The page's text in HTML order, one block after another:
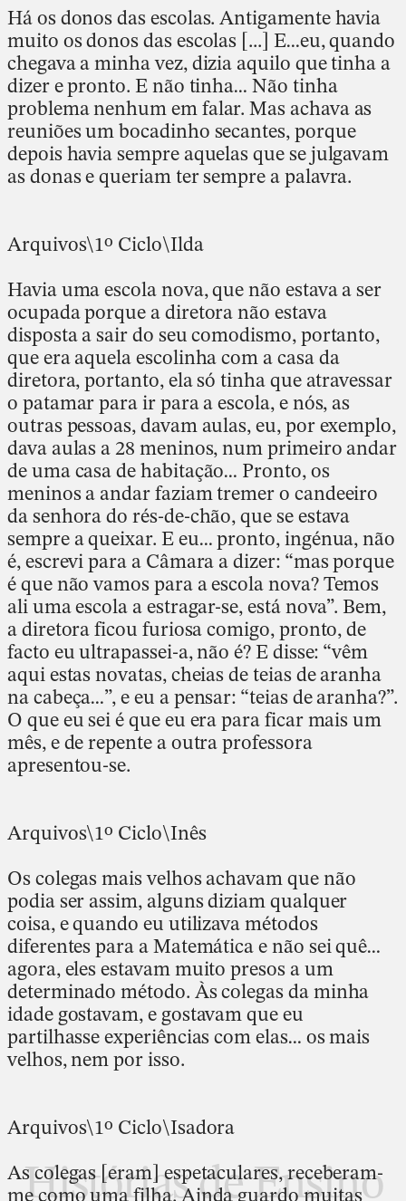
Histórias de Ensino
Há os donos das escolas. Antigamente havia
muito os donos das escolas [...] E…eu, quando
chegava a minha vez, dizia aquilo que tinha a
dizer e pronto. E não tinha… Não tinha
problema nenhum em falar. Mas achava as
reuniões um bocadinho secantes, porque
depois havia sempre aquelas que se julgavam
as donas e queriam ter sempre a palavra.
Arquivos\1º Ciclo\Ilda
Havia uma escola nova, que não estava a ser
ocupada porque a diretora não estava
disposta a sair do seu comodismo, portanto,
que era aquela escolinha com a casa da
diretora, portanto, ela só tinha que atravessar
o patamar para ir para a escola, e nós, as
outras pessoas, davam aulas, eu, por exemplo,
dava aulas a 28 meninos, num primeiro andar
de uma casa de habitação… Pronto, os
meninos a andar faziam tremer o candeeiro
da senhora do rés-de-chão, que se estava
sempre a queixar. E eu… pronto, ingénua, não
é, escrevi para a Câmara a dizer: “mas porque
é que não vamos para a escola nova? Temos
ali uma escola a estragar-se, está nova”. Bem,
a diretora ficou furiosa comigo, pronto, de
facto eu ultrapassei-a, não é? E disse: “vêm
aqui estas novatas, cheias de teias de aranha
na cabeça…”, e eu a pensar: “teias de aranha?”.
O que eu sei é que eu era para ficar mais um
mês, e de repente a outra professora
apresentou-se.
Arquivos\1º Ciclo\Inês
Os colegas mais velhos achavam que não
podia ser assim, alguns diziam qualquer
coisa, e quando eu utilizava métodos
diferentes para a Matemática e não sei quê…
agora, eles estavam muito presos a um
determinado método. Às colegas da minha
idade gostavam, e gostavam que eu
partilhasse experiências com elas… os mais
velhos, nem por isso.
Arquivos\1º Ciclo\Isadora
As colegas [eram] espetaculares, receberam-
me como uma filha. Ainda guardo muitas